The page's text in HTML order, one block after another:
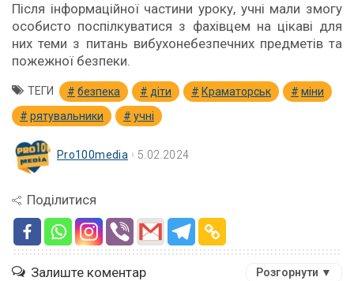
Після інформаційної частини уроку, учні мали змогу
особисто поспілкуватися з фахівцем на цікаві для
них теми з питань вибухонебезпечних предметів та
пожежної безпеки.
ТЕГИ безпека діти Краматорськ
міни
рятувальники
учні
Pro100media 5.02.2024
Поділитися
Залиште коментар Розгорнути ▼